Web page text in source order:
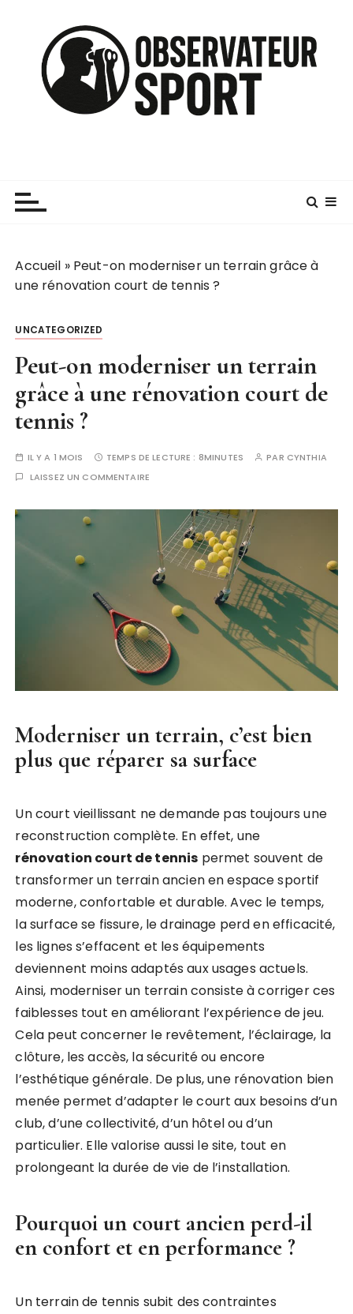
Accueil » Peut-on moderniser un terrain grâce à
une rénovation court de tennis ?
UNCATEGORIZED
Peut-on moderniser un terrain
grâce à une rénovation court de
tennis ?
IL Y A 1 MOIS TEMPS DE LECTURE : 8MINUTES PAR CYNTHIA
LAISSEZ UN COMMENTAIRE
Moderniser un terrain, c’est bien
plus que réparer sa surface
Un court vieillissant ne demande pas toujours une
reconstruction complète. En effet, une
rénovation court de tennis permet souvent de
transformer un terrain ancien en espace sportif
moderne, confortable et durable. Avec le temps,
la surface se fissure, le drainage perd en efficacité,
les lignes s’effacent et les équipements
deviennent moins adaptés aux usages actuels.
Ainsi, moderniser un terrain consiste à corriger ces
faiblesses tout en améliorant l’expérience de jeu.
Cela peut concerner le revêtement, l’éclairage, la
clôture, les accès, la sécurité ou encore
l’esthétique générale. De plus, une rénovation bien
menée permet d’adapter le court aux besoins d’un
club, d’une collectivité, d’un hôtel ou d’un
particulier. Elle valorise aussi le site, tout en
prolongeant la durée de vie de l’installation.
Pourquoi un court ancien perd-il
en confort et en performance ?
Un terrain de tennis subit des contraintes